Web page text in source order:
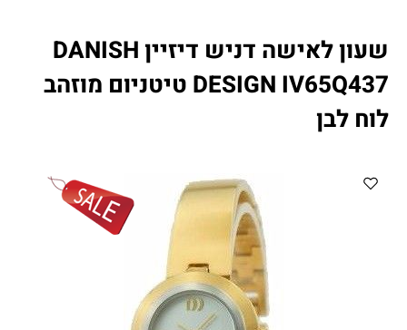
שעון לאישה דניש דיזיין DANISH
DESIGN IV65Q437 טיטניום מוזהב
לוח לבן